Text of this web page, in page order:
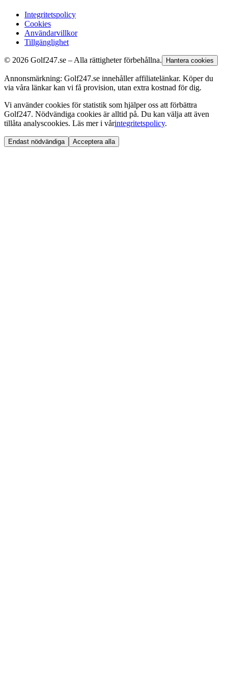
Integritetspolicy
Cookies
Användarvillkor
Tillgänglighet
© 2026 Golf247.se – Alla rättigheter förbehållna. Hantera cookies
Annonsmärkning: Golf247.se innehåller affiliatelänkar. Köper du
via våra länkar kan vi få provision, utan extra kostnad för dig.
Vi använder cookies för statistik som hjälper oss att förbättra
Golf247. Nödvändiga cookies är alltid på. Du kan välja att även
tillåta analyscookies. Läs mer i vårintegritetspolicy.
Endast nödvändiga Acceptera alla